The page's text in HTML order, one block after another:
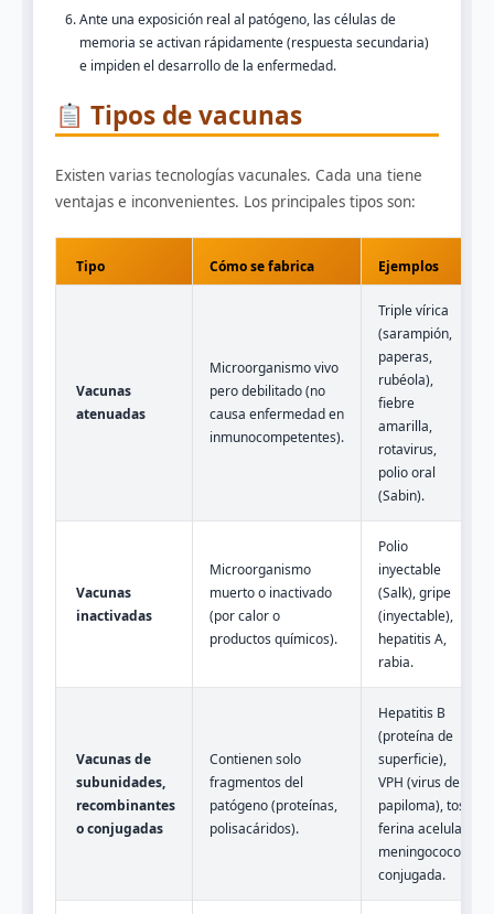
Ante una exposición real al patógeno, las células de
memoria se activan rápidamente (respuesta secundaria)
e impiden el desarrollo de la enfermedad.
Tipos de vacunas
Existen varias tecnologías vacunales. Cada una tiene
ventajas e inconvenientes. Los principales tipos son:
Tipo Cómo se fabrica Ejemplos
Vacunas
atenuadas
Microorganismo vivo
pero debilitado (no
causa enfermedad en
inmunocompetentes).
Triple vírica
(sarampión,
paperas,
rubéola),
fiebre
amarilla,
rotavirus,
polio oral
(Sabin).
Vacunas
inactivadas
Microorganismo
muerto o inactivado
(por calor o
productos químicos).
Polio
inyectable
(Salk), gripe
(inyectable),
hepatitis A,
rabia.
Vacunas de
subunidades,
recombinantes
o conjugadas
Contienen solo
fragmentos del
patógeno (proteínas,
polisacáridos).
Hepatitis B
(proteína de
superficie),
VPH (virus del
papiloma), tos
ferina acelular,
meningococo
conjugada.